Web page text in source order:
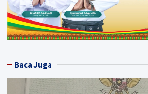
Baca Juga